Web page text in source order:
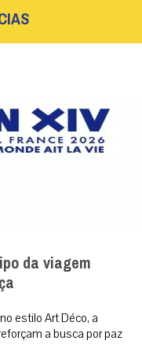
da viagem
estilo Art Déco, a
a busca por paz